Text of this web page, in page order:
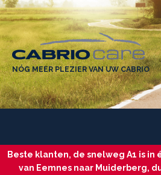
NÓG MEER PLEZIER VAN UW CABRIO
Beste klanten, de snelweg A1 is
van Eemnes naar Muiderberg,